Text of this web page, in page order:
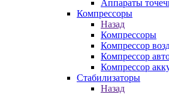
Аппараты
Компрессоры
Назад
Компрессоры
Компрессор
Компрессор
Компрессор
Стабилизаторы
Назад